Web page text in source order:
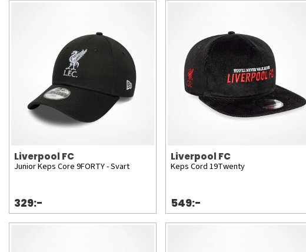
Liverpool FC
Junior Keps Core 9FORTY - Svart
329:-
Liverpool FC
Keps Cord 19Twenty
549:-